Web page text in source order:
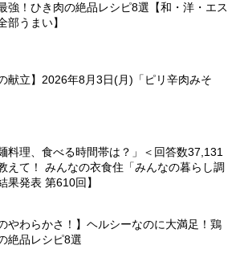
強！ひき肉の絶品レシピ8選【和・洋・エス
部うまい】
の献立】2026年8月3日(月)「ピリ辛肉みそ
料理、食べる時間帯は？」＜回答数37,131
えて！ みんなの衣食住「みんなの暮らし調
果発表 第610回】
のやわらかさ！】ヘルシーなのに大満足！鶏
絶品レシピ8選